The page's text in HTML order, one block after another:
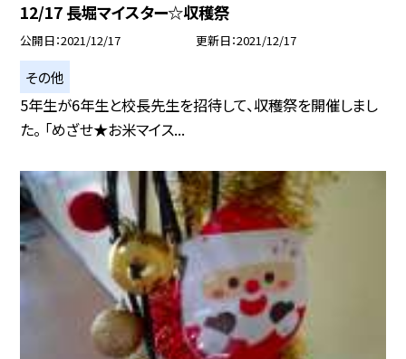
12/17 長堀マイスター☆収穫祭
公開日 2021/12/17 更新日 2021/12/17
その他
5年生が6年生と校長先生を招待して、収穫祭を開催しまし
た。 「めざせ★お米マイス...